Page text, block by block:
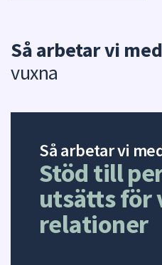
Så arbetar vi med
vuxna
Så arbetar vi
Stöd till
utsätts för
relationer